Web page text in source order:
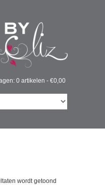
0 artikelen - €0,00
wordt getoond